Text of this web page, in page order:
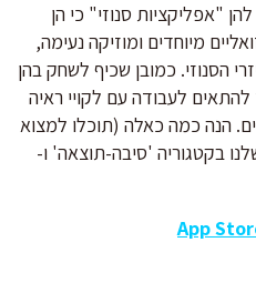
"אפליקציות סנוזי" כי הן
מיוחדים ומוזיקה נעימה,
הסנוזי. כמובן שכיף לשחק בהן
להתאים לעבודה עם לקויי ראיה
הנה כמה כאלה (תוכלו למצוא
בקטגוריה 'סיבה-תוצאה' ו-
App